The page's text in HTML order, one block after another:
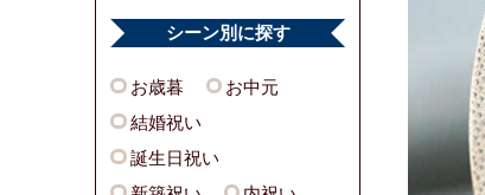
シーン別に探す
お歳暮
お中元
結婚祝い
誕生日祝い